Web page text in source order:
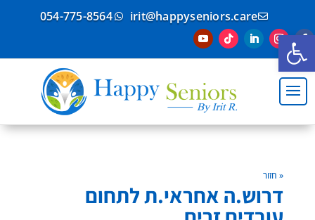
פתח סרגל נגישות

irit@happyseniors.care

054-775-8564
« חזור
דרוש.ה אחראי.ת לתחום